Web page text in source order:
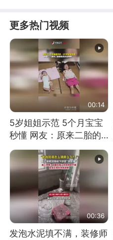
更多热门视频
00:14
5岁姐姐示范 5个月宝宝
秒懂 网友：原来二胎的
快乐长这样
00:36
发泡水泥填不满，装修师